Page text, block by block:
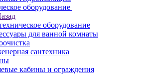
оборудование
оборудование
для ванной комнаты
сантехника
кабины и ограждения